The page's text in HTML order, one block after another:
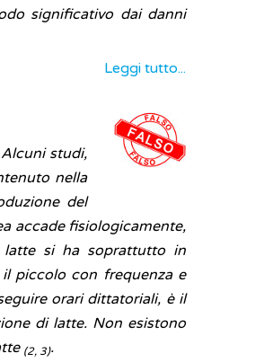
significativo dai danni
Leggi tutto...
studi,
nella
del
accade fisiologicamente,
latte si ha soprattutto in
piccolo con frequenza e
orari dittatoriali, è il
di latte. Non esistono
(2, 3).